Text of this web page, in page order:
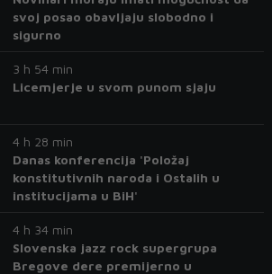
svoj posao obavljaju slobodno i
sigurno
3 h 54 min
Licemjerje u svom punom sjaju
4 h 28 min
Danas konferencija 'Položaj
konstitutivnih naroda i Ostalih u
institucijama u BiH'
4 h 34 min
Slovenska jazz rock supergrupa
Bregove dere premijerno u